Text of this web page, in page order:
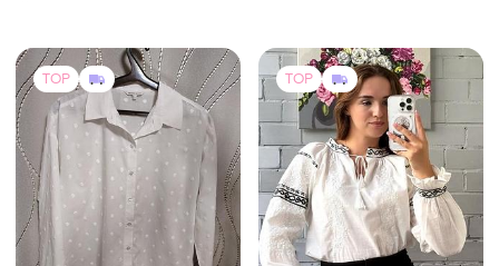
420 грн 1099 грн 34